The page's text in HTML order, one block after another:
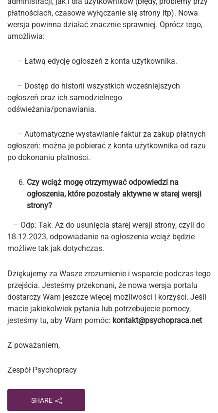
płatnościach, czasowe wyłączanie się strony itp). Nowa
wersja powinna działać znacznie sprawniej. Oprócz tego,
umożliwia:
– Łatwą edycję ogłoszeń z konta użytkownika.
– Dostęp do historii wszystkich wcześniejszych
ogłoszeń oraz ich samodzielnego
odświeżania/ponawiania.
– Automatyczne wystawianie faktur za zakup płatnych
ogłoszeń: można je pobierać z konta użytkownika od razu
po dokonaniu płatności.
Czy wciąż mogę otrzymywać odpowiedzi na
ogłoszenia, które pozostały aktywne w starej wersji
strony?
– Odp: Tak. Aż do usunięcia starej wersji strony, czyli do
18.12.2023, odpowiadanie na ogłoszenia wciąż będzie
możliwe tak jak dotychczas.
Dziękujemy za Wasze zrozumienie i wsparcie podczas tego
przejścia. Jesteśmy przekonani, że nowa wersja portalu
dostarczy Wam jeszcze więcej możliwości i korzyści. Jeśli
macie jakiekolwiek pytania lub potrzebujecie pomocy,
jesteśmy tu, aby Wam pomóc: kontakt@psychopraca.net
Z poważaniem,
Zespół Psychopracy
SHARE